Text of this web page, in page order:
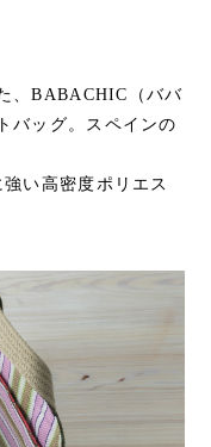
、BABACHIC（ババ
バッグ。スペインの
い高密度ポリエス